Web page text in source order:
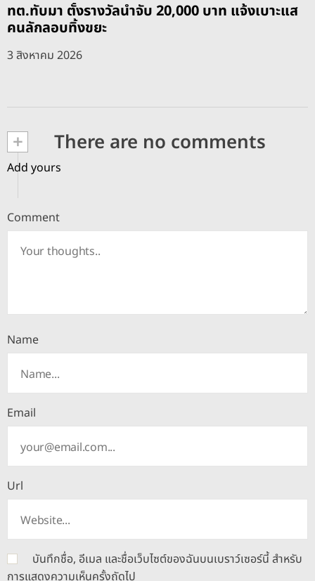
ทต.ทับมา ตั้งรางวัลนำจับ 20,000 บาท แจ้งเบาะแส
คนลักลอบทิ้งขยะ
3 สิงหาคม 2026
+ There are no comments
Add yours
Comment
Name
Email
Url
บันทึกชื่อ, อีเมล และชื่อเว็บไซต์ของฉันบนเบราว์เซอร์นี้ สำหรับ
การแสดงความเห็นครั้งถัดไป